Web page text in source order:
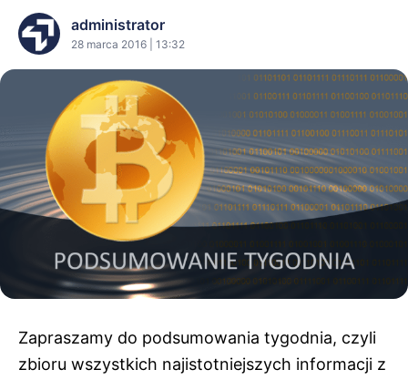
administrator
28 marca 2016 | 13:32
Zapraszamy do podsumowania tygodnia, czyli
zbioru wszystkich najistotniejszych informacji z